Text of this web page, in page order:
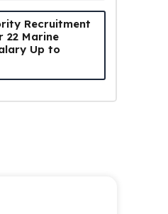
Recruitment
22 Marine
Up to